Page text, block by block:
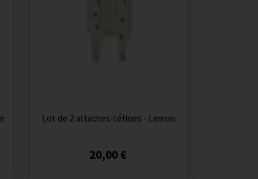
Lot de 2 attaches-tétines - Lemon
20,00 €